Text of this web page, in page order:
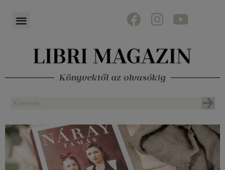
Könyvektől az olvasókig